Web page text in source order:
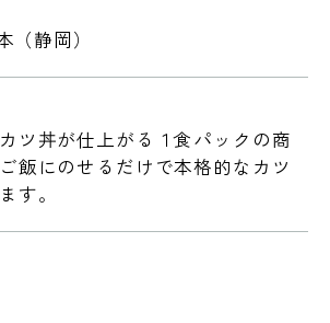
（静岡）
ツ丼が仕上がる１食パックの商
飯にのせるだけで本格的なカツ
す。